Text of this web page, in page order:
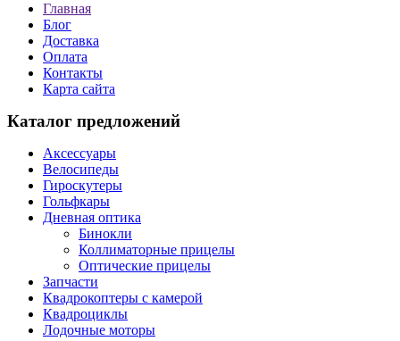
Главная
Блог
Доставка
Оплата
Контакты
Карта сайта
Каталог предложений
Аксессуары
Велосипеды
Гироскутеры
Гольфкары
Дневная оптика
Бинокли
Коллиматорные прицелы
Оптические прицелы
Запчасти
Квадрокоптеры с камерой
Квадроциклы
Лодочные моторы